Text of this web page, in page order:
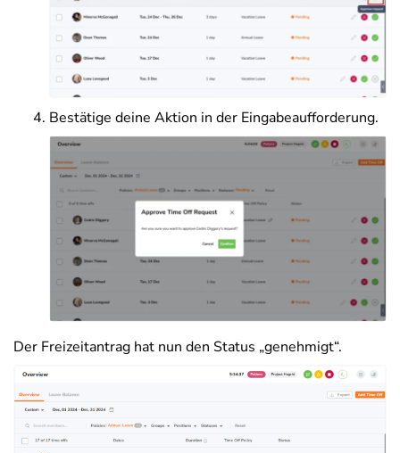
Bestätige deine Aktion in der Eingabeaufforderung.
Der Freizeitantrag hat nun den Status „genehmigt“.